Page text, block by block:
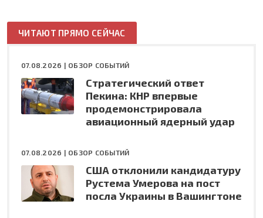
ЧИТАЮТ ПРЯМО СЕЙЧАС
07.08.2026 | ОБЗОР СОБЫТИЙ
Стратегический ответ
Пекина: КНР впервые
продемонстрировала
авиационный ядерный удар
07.08.2026 | ОБЗОР СОБЫТИЙ
США отклонили кандидатуру
Рустема Умерова на пост
посла Украины в Вашингтоне